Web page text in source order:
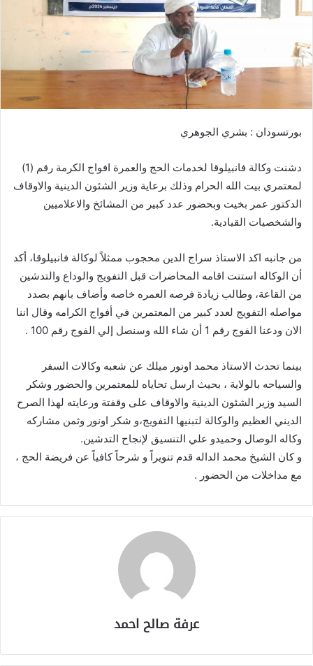
د
ا
إ
ل
ك
و
ي
ا
بورتسودان : بشري الجوهري
دشنت وكالة فانبيلوقا لخدمات الحج والعمرة افواج الكرمة رقم (1)
لمعتمري بيت الله الحرام وذلك برعاية وزير الشئون الدينية والاوقاف
الدكتور عمر بخيت وبحضور عدد كبير من المشائخ والاعلاميين
والشخصيات القيادية.
من جانبه اكد الاستاذ سراج الدين محجوب ممثلاً لوكالة فانبيلوقا، أكد
أن الوكاله استنت اقامه المحاضرات قبل التفويج والوداع والتدشين
من القاعة، وطالب زيادة فرصه العمره خاصه وأضاف بانهم بصدد
مواصله التفويج لعدد كبير من المعتمرين في أفواج الكرامه وقال اننا
الان ودعنا الفوج رقم 1 أن شاء الله وسنصل إلي الفوج رقم 100 .
بينما تحدث الاستاذ محمد اونور ميلك عن شعبه وكالات السفر
والسياحه بالولاية ، بحيث ارسل تحاياه للمعتمرين والحضور وشكر
السيد وزير الشئون الدينية والاوقاف على وقفتة ورعايته لهذا الصرح
الديني العظيم والوكالة لتبنيها التفويج،و شكر اونور وثمن مشاركه
وكاله الوصال وحميدو علي التنسيق لإنجاح التدشين.
و كان الشيخ محمد الداله قدم تنويراً و شرحاً كافياً عن فريضة الحج ،
مع مداخلات من الحضور .
عرفة صالح احمد